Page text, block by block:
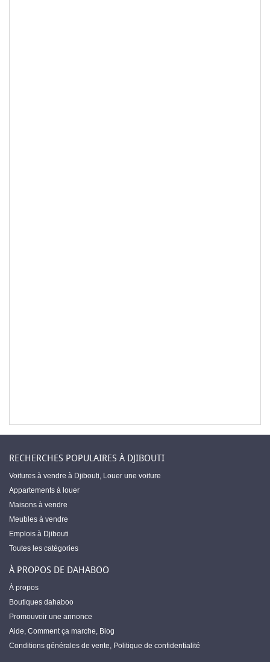
RECHERCHES POPULAIRES À DJIBOUTI
Voitures à vendre à Djibouti, Louer une voiture
Appartements à louer
Maisons à vendre
Meubles à vendre
Emplois à Djibouti
Toutes les catégories
À PROPOS DE DAHABOO
À propos
Boutiques dahaboo
Promouvoir une annonce
Aide, Comment ça marche, Blog
Conditions générales de vente, Politique de confidentialité